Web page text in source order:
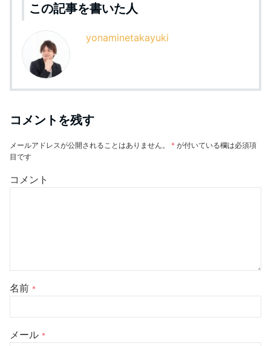
この記事を書いた人
yonaminetakayuki
コメントを残す
メールアドレスが公開されることはありません。 * が付いている欄は必須項
目です
コメント
名前 *
メール *